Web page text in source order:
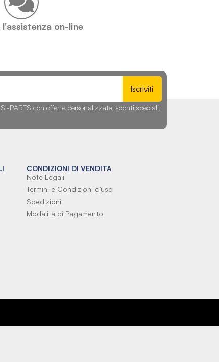
on-line
Iscriviti
PARTS con offerte personalizzate, sconti speciali,
CONDIZIONI DI VENDITA
Note Legali
Termini e Condizioni d'uso
Spedizioni
Modalità di Pagamento